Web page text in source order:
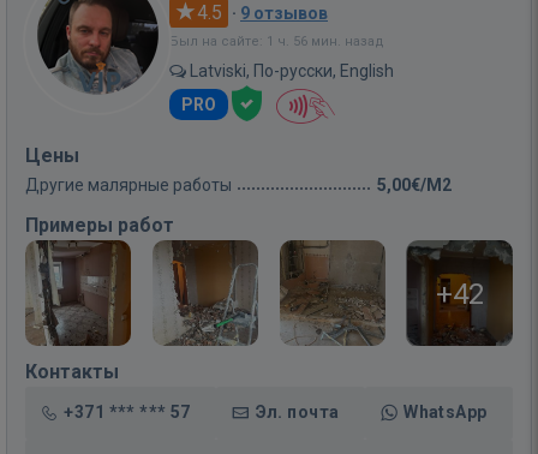
4.5 · 9 отзывов
Был на сайте: 1 ч. 56 мин. назад
Latviski, По-русски, English
PRO
Цены
Другие малярные работы 5,00€/M2
Примеры работ
+42
Контакты
+371 *** *** 57 Эл. почта WhatsApp